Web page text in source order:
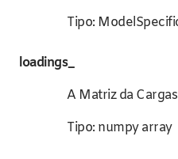
Tipo:
loadings_
A Matriz da
Tipo: numpy array